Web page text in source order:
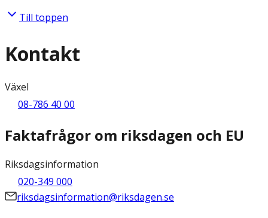
Till toppen
Kontakt
Växel
08-786 40 00
Faktafrågor om riksdagen och EU
Riksdagsinformation
020-349 000
riksdagsinformation@riksdagen.se